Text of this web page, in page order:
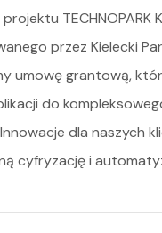
TECHNOPARK
przez Kielecki
umowę grantową,
do
dla naszych
cyfryzację i